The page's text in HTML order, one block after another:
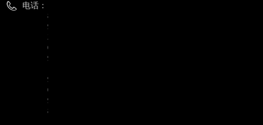
电话：
8
9
3
0
9
9
0
9
8